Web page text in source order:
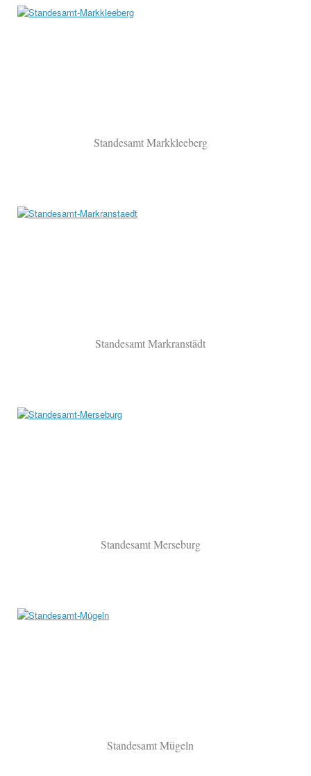
Standesamt Markkleeberg
Standesamt Markranstädt
Standesamt Merseburg
Standesamt Mügeln